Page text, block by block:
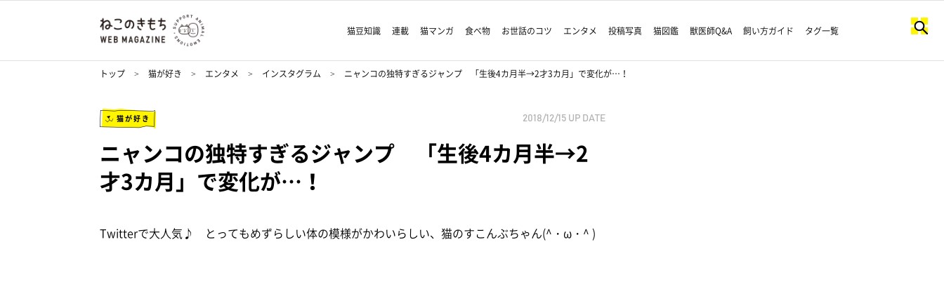
猫豆知識 連載 猫マンガ 食べ物 お世話のコツ エンタメ 投稿写真 猫図鑑 獣医師Q&A 飼い方ガイド タグ一覧
トップ 猫が好き エンタメ インスタグラム ニャンコの独特すぎるジャンプ 「生後4カ月半→2才3カ月」で変化が…！
猫が好き 2018/12/15 UP DATE
ニャンコの独特すぎるジャンプ 「生後4カ月半→2
才3カ月」で変化が…！
Twitterで大人気♪ とってもめずらしい体の模様がかわいらしい、猫のすこんぶちゃん(^・ω・^ )